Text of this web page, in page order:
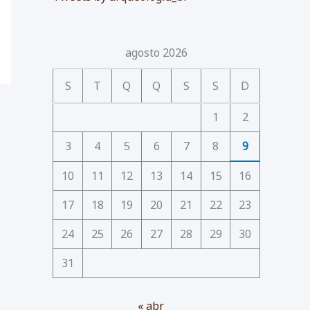
agosto 2026
S T Q Q S S D
1
2
3
4 5 6 7 8
9
10
11 12 13 14 15
16
17
18 19 20 21 22
23
24
25 26 27 28 29
30
31
« abr